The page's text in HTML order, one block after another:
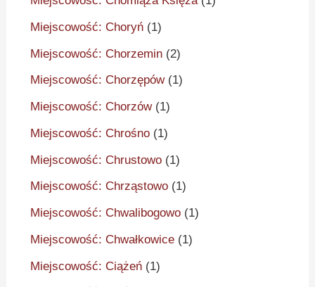
Miejscowość: Choryń (1)
Miejscowość: Chorzemin (2)
Miejscowość: Chorzępów(1)
Miejscowość: Chorzów(1)
Miejscowość: Chrośno (1)
Miejscowość: Chrustowo (1)
Miejscowość: Chrząstowo (1)
Miejscowość: Chwalibogowo (1)
Miejscowość: Chwałkowice (1)
Miejscowość: Ciążeń (1)